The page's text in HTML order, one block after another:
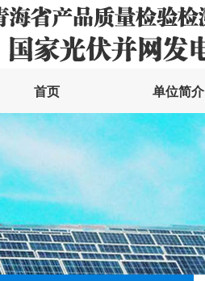
首页 单位简介